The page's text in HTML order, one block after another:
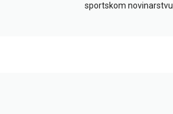
sportskom novinarstvu.